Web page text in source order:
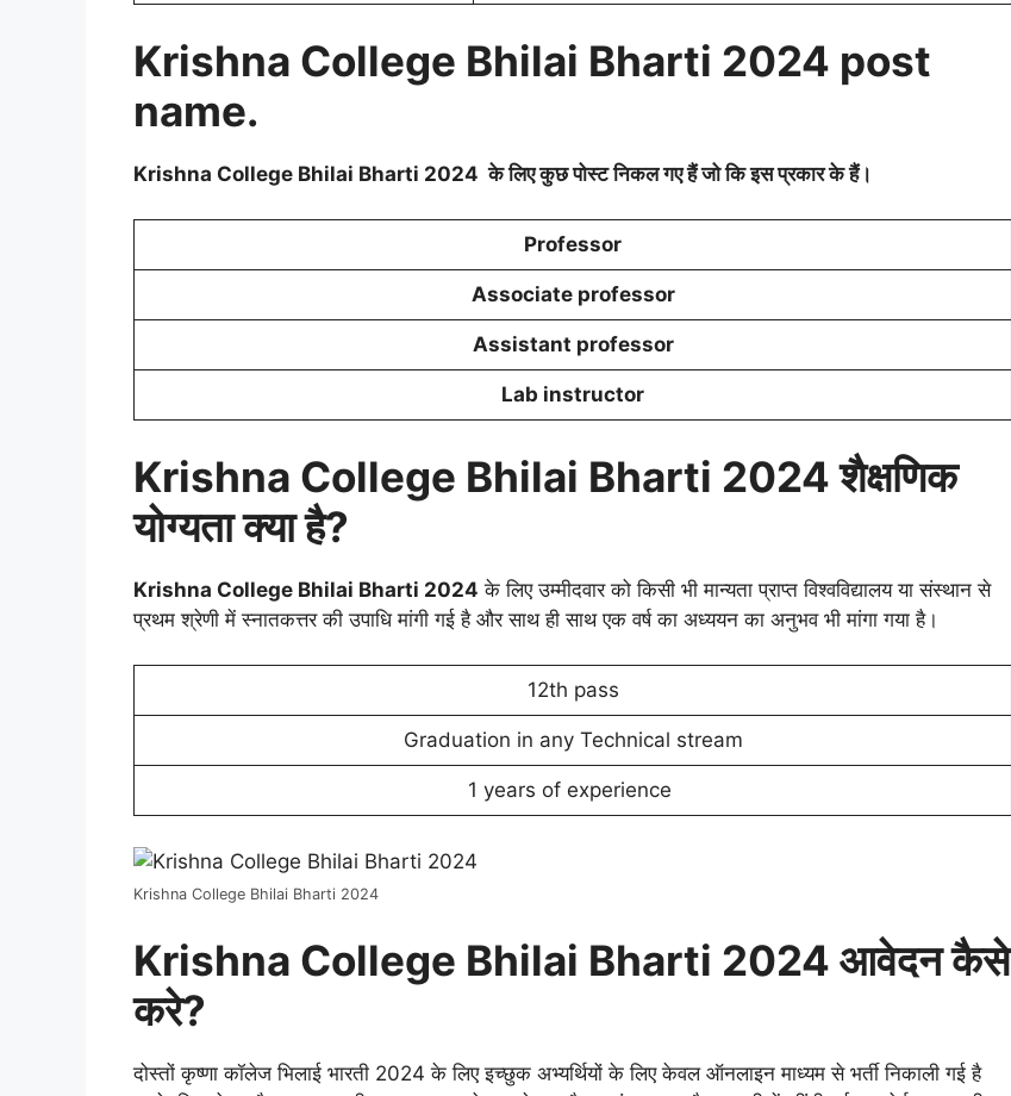
Krishna College Bhilai Bharti 2024 post
name.
Krishna College Bhilai Bharti 2024 के लिए कुछ पोस्ट निकल गए हैं जो कि इस प्रकार के हैं।
Professor
Associate professor
Assistant professor
Lab instructor
Krishna College Bhilai Bharti 2024 शैक्षणिक
योग्यता क्या है?
Krishna College Bhilai Bharti 2024 के लिए उम्मीदवार को किसी भी मान्यता प्राप्त विश्वविद्यालय या संस्थान से
प्रथम श्रेणी में स्नातकत्तर की उपाधि मांगी गई है और साथ ही साथ एक वर्ष का अध्ययन का अनुभव भी मांगा गया है।
12th pass
Graduation in any Technical stream
1 years of experience
Krishna College Bhilai Bharti 2024
Krishna College Bhilai Bharti 2024 आवेदन कैसे
करे?
दोस्तों कृष्णा कॉलेज भिलाई भारती 2024 के लिए इच्छुक अभ्यर्थियों के लिए केवल ऑनलाइन माध्यम से भर्ती निकाली गई है